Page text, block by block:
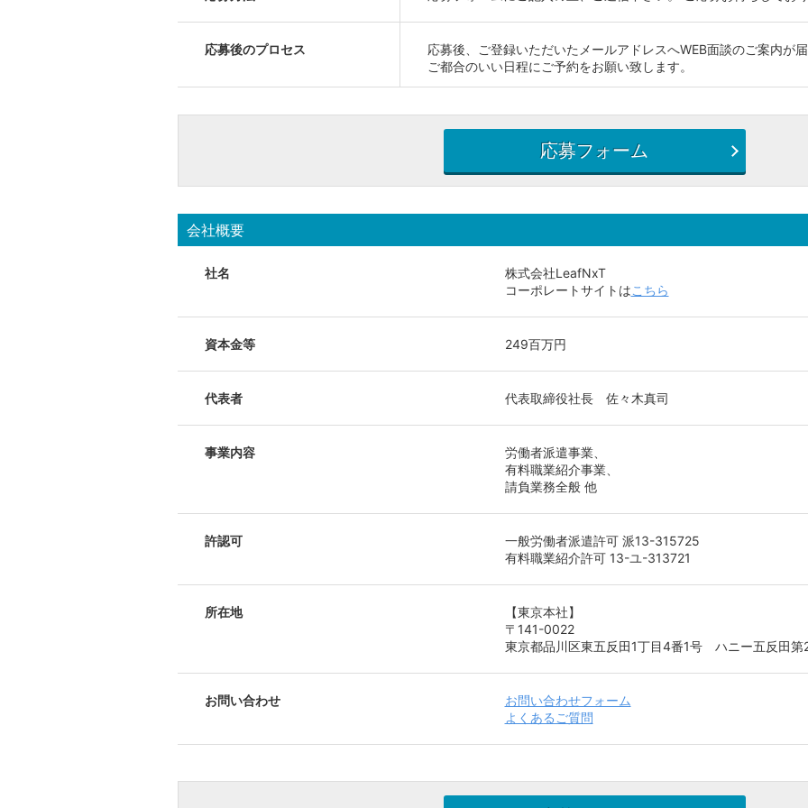
応募後のプロセス
応募後、ご登録いただいたメールアドレスへWEB面談のご案内が届
ご都合のいい日程にご予約をお願い致します。
応募フォーム
会社概要
社名
株式会社LeafNxT
コーポレートサイトはこちら
資本金等 249百万円
代表者 代表取締役社長 佐々木真司
事業内容
労働者派遣事業、
有料職業紹介事業、
請負業務全般 他
許認可
一般労働者派遣許可 派13-315725
有料職業紹介許可 13-ユ-313721
所在地
【東京本社】
〒141-0022
東京都品川区東五反田1丁目4番1号 ハニー五反田第
お問い合わせ
お問い合わせフォーム
よくあるご質問